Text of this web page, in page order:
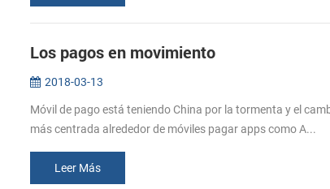
Los pagos en movimiento
2018-03-13
Móvil de pago está teniendo China por la tormenta y el
más centrada alrededor de móviles pagar apps como A...
Leer Más